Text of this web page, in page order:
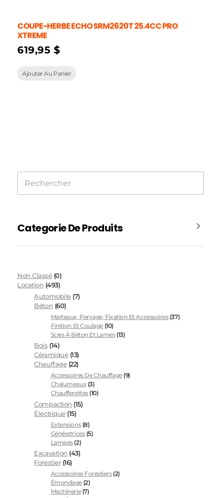
COUPE-HERBE ECHO SRM2620T 25.4CC PRO
XTREME
619,95$
Ajouter Au Panier
Categorie De Produits
Non Classé (0)
Location (493)
Automobile (7)
Béton (60)
Marteaux, Perçage, Fixation Et Accessoires (37)
Finition Et Coulage (10)
Scies À Béton Et Lames (13)
Bois (14)
Céramique (13)
Chauffage (22)
Accessoires De Chauffage (9)
Chalumeaux (3)
Chaufferettes (10)
Compaction (15)
Électrique (15)
Extensions (8)
Génératrices (5)
Lampes (2)
Excavation (43)
Forestier (16)
Accessoires Forestiers (2)
Émondage (2)
Machinerie (7)